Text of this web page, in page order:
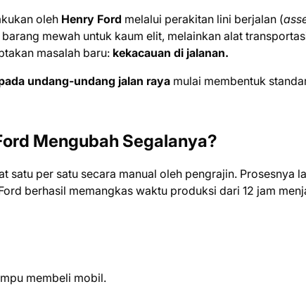
oleh Henry Ford melalui perakitan lini berjalan (
mewah untuk kaum elit, melainkan alat
masalah baru: kekacauan di jalanan.
undang-undang jalan raya mulai membentuk
Mengubah Segalanya?
satu per satu secara manual oleh pengrajin. Prosesnya
berhasil memangkas waktu produksi dari 12 jam
membeli mobil.